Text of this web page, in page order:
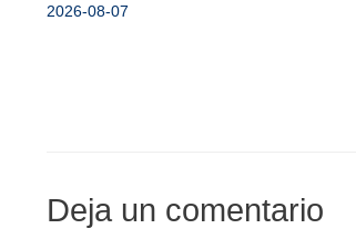
2026-08-07
Deja un comentario